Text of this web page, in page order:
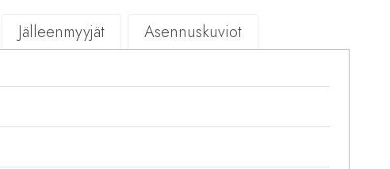
Jälleenmyyjät Asennuskuviot